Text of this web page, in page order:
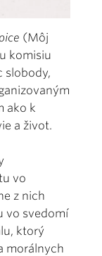
(Môj
komisiu
slobody,
ako k
a život.
vo
z nich
vo svedomí
ktorý
morálnych